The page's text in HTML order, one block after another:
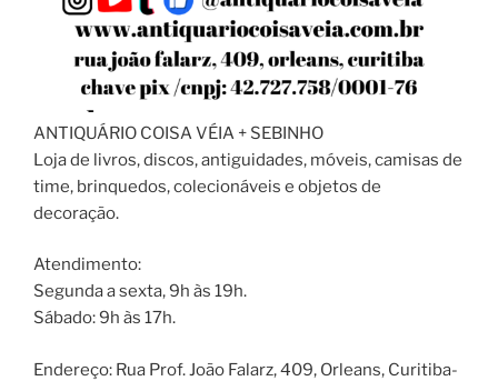
ANTIQUÁRIO COISA VÉIA + SEBINHO
Loja de livros, discos, antiguidades, móveis, camisas de
time, brinquedos, colecionáveis e objetos de
decoração.
Atendimento:
Segunda a sexta, 9h às 19h.
Sábado: 9h às 17h.
Endereço: Rua Prof. João Falarz, 409, Orleans, Curitiba-